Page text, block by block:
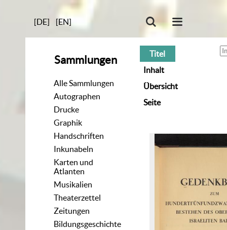
[DE] [EN]
Sammlungen
Alle Sammlungen
Autographen
Drucke
Graphik
Handschriften
Inkunabeln
Karten und
Atlanten
Musikalien
Theaterzettel
Zeitungen
Bildungsgeschichte
Titel
Inhalt
Übersicht
Seite